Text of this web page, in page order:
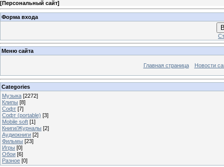
[Персональный сайт]
Форма входа
Меню сайта
Главная страница Новости
Categories
Музыка [2272]
Клипы [8]
Софт [7]
Софт (portable) [3]
Mobile soft [1]
Книги/Журналы [2]
Аудиокниги [2]
Фильмы [23]
Игры [0]
Обои [6]
Разное [0]